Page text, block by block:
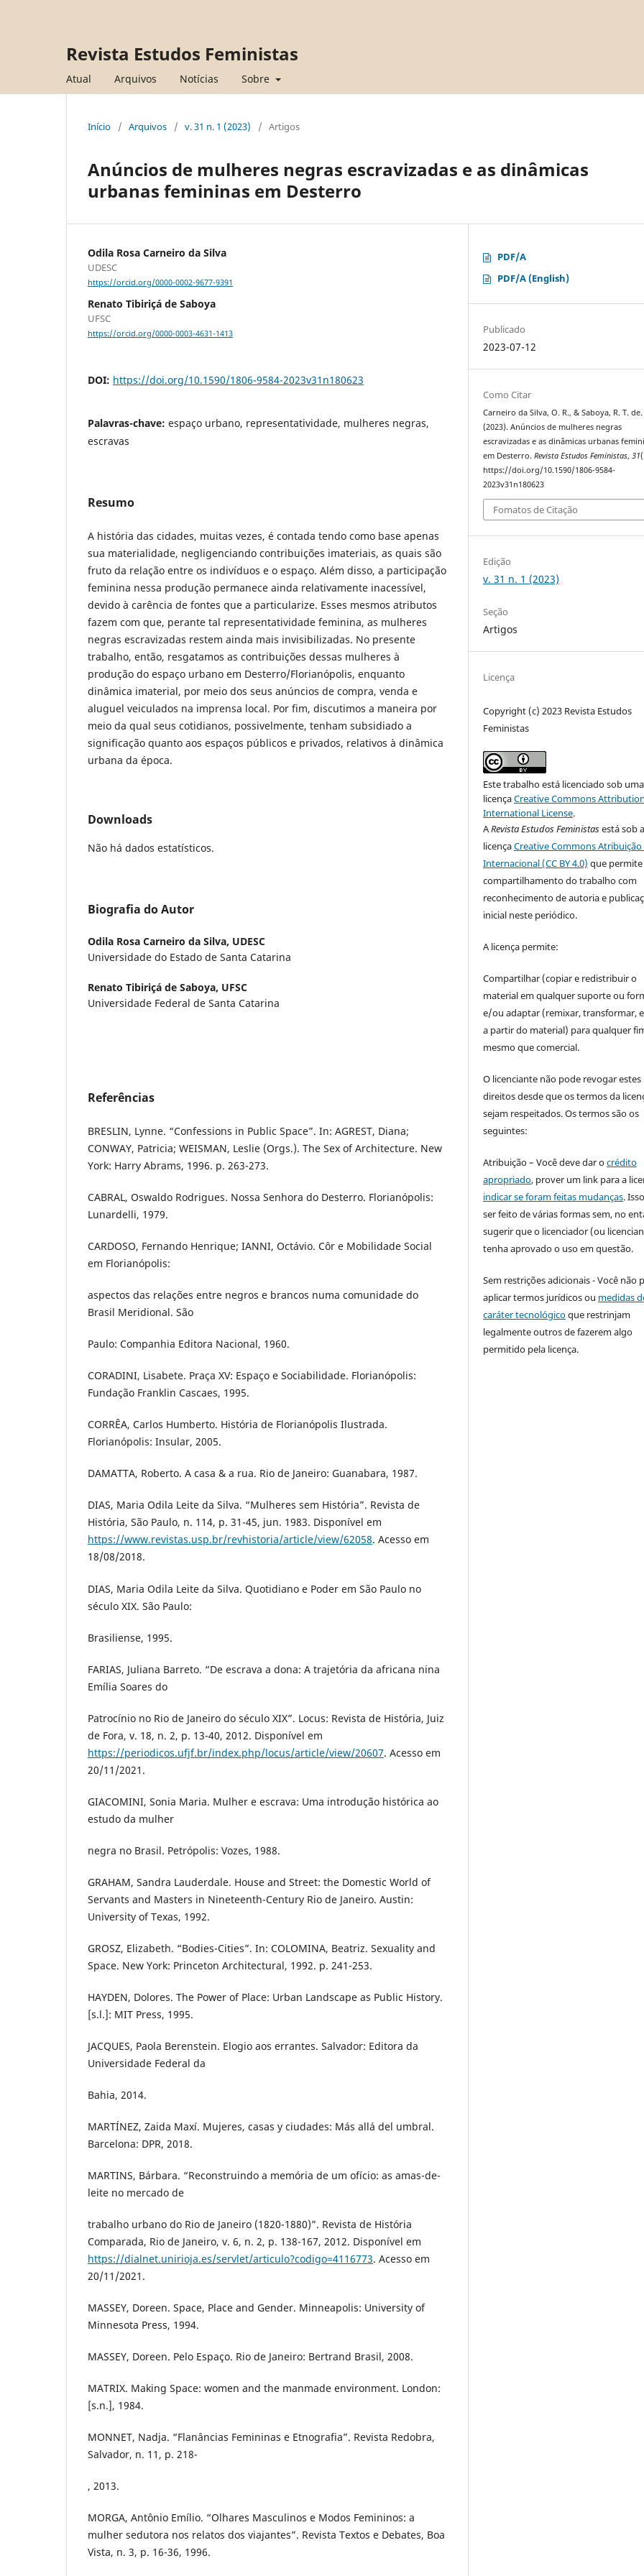
Revista Estudos Feministas
Atual Arquivos Notícias Sobre
Início / Arquivos / v. 31 n. 1 (2023) / Artigos
Anúncios de mulheres negras escravizadas e as dinâmicas
urbanas femininas em Desterro
Odila Rosa Carneiro da Silva
UDESC
https://orcid.org/0000-0002-9677-9391
Renato Tibiriçá de Saboya
UFSC
https://orcid.org/0000-0003-4631-1413
DOI: https://doi.org/10.1590/1806-9584-2023v31n180623
Palavras-chave: espaço urbano, representatividade, mulheres negras,
escravas
Resumo
A história das cidades, muitas vezes, é contada tendo como base apenas
sua materialidade, negligenciando contribuições imateriais, as quais são
fruto da relação entre os indivíduos e o espaço. Além disso, a participação
feminina nessa produção permanece ainda relativamente inacessível,
devido à carência de fontes que a particularize. Esses mesmos atributos
fazem com que, perante tal representatividade feminina, as mulheres
negras escravizadas restem ainda mais invisibilizadas. No presente
trabalho, então, resgatamos as contribuições dessas mulheres à
produção do espaço urbano em Desterro/Florianópolis, enquanto
dinâmica imaterial, por meio dos seus anúncios de compra, venda e
aluguel veiculados na imprensa local. Por fim, discutimos a maneira por
meio da qual seus cotidianos, possivelmente, tenham subsidiado a
significação quanto aos espaços públicos e privados, relativos à dinâmica
urbana da época.
Downloads
Não há dados estatísticos.
Biografia do Autor
Odila Rosa Carneiro da Silva, UDESC
Universidade do Estado de Santa Catarina
Renato Tibiriçá de Saboya, UFSC
Universidade Federal de Santa Catarina
Referências
BRESLIN, Lynne. “Confessions in Public Space”. In: AGREST, Diana;
CONWAY, Patricia; WEISMAN, Leslie (Orgs.). The Sex of Architecture. New
York: Harry Abrams, 1996. p. 263-273.
CABRAL, Oswaldo Rodrigues. Nossa Senhora do Desterro. Florianópolis:
Lunardelli, 1979.
CARDOSO, Fernando Henrique; IANNI, Octávio. Côr e Mobilidade Social
em Florianópolis:
aspectos das relações entre negros e brancos numa comunidade do
Brasil Meridional. São
Paulo: Companhia Editora Nacional, 1960.
CORADINI, Lisabete. Praça XV: Espaço e Sociabilidade. Florianópolis:
Fundação Franklin Cascaes, 1995.
CORRÊA, Carlos Humberto. História de Florianópolis Ilustrada.
Florianópolis: Insular, 2005.
DAMATTA, Roberto. A casa & a rua. Rio de Janeiro: Guanabara, 1987.
DIAS, Maria Odila Leite da Silva. “Mulheres sem História”. Revista de
História, São Paulo, n. 114, p. 31-45, jun. 1983. Disponível em
https://www.revistas.usp.br/revhistoria/article/view/62058. Acesso em
18/08/2018.
DIAS, Maria Odila Leite da Silva. Quotidiano e Poder em São Paulo no
século XIX. São Paulo:
Brasiliense, 1995.
FARIAS, Juliana Barreto. “De escrava a dona: A trajetória da africana nina
Emília Soares do
Patrocínio no Rio de Janeiro do século XIX”. Locus: Revista de História, Juiz
de Fora, v. 18, n. 2, p. 13-40, 2012. Disponível em
https://periodicos.ufjf.br/index.php/locus/article/view/20607. Acesso em
20/11/2021.
GIACOMINI, Sonia Maria. Mulher e escrava: Uma introdução histórica ao
estudo da mulher
negra no Brasil. Petrópolis: Vozes, 1988.
GRAHAM, Sandra Lauderdale. House and Street: the Domestic World of
Servants and Masters in Nineteenth-Century Rio de Janeiro. Austin:
University of Texas, 1992.
GROSZ, Elizabeth. “Bodies-Cities”. In: COLOMINA, Beatriz. Sexuality and
Space. New York: Princeton Architectural, 1992. p. 241-253.
HAYDEN, Dolores. The Power of Place: Urban Landscape as Public History.
[s.l.]: MIT Press, 1995.
JACQUES, Paola Berenstein. Elogio aos errantes. Salvador: Editora da
Universidade Federal da
Bahia, 2014.
MARTÍNEZ, Zaida Maxí. Mujeres, casas y ciudades: Más allá del umbral.
Barcelona: DPR, 2018.
MARTINS, Bárbara. “Reconstruindo a memória de um ofício: as amas-de-
leite no mercado de
trabalho urbano do Rio de Janeiro (1820-1880)”. Revista de História
Comparada, Rio de Janeiro, v. 6, n. 2, p. 138-167, 2012. Disponível em
https://dialnet.unirioja.es/servlet/articulo?codigo=4116773. Acesso em
20/11/2021.
MASSEY, Doreen. Space, Place and Gender. Minneapolis: University of
Minnesota Press, 1994.
MASSEY, Doreen. Pelo Espaço. Rio de Janeiro: Bertrand Brasil, 2008.
MATRIX. Making Space: women and the manmade environment. London:
[s.n.], 1984.
MONNET, Nadja. “Flanâncias Femininas e Etnografia”. Revista Redobra,
Salvador, n. 11, p. 218-
, 2013.
MORGA, Antônio Emílio. “Olhares Masculinos e Modos Femininos: a
mulher sedutora nos relatos dos viajantes”. Revista Textos e Debates, Boa
Vista, n. 3, p. 16-36, 1996.
PDF/A
PDF/A (English)
Publicado
2023-07-12
Como Citar
Carneiro da Silva, O. R., & Saboya, R. T. de.
(2023). Anúncios de mulheres negras
escravizadas e as dinâmicas urbanas
em Desterro.Revista Estudos Feministas,31
https://doi.org/10.1590/1806-9584-
2023v31n180623
Fomatos de Citação
Edição
v. 31 n. 1 (2023)
Seção
Artigos
Licença
Copyright (c) 2023 Revista Estudos
Feministas
Este trabalho está licenciado sob uma
licençaCreative Commons
International License.
ARevista Estudos Feministasestá sob
licençaCreative Commons Atribuição
Internacional (CC BY 4.0) que
compartilhamento do trabalho com
reconhecimento de autoria e
inicial neste periódico.
A licença permite:
Compartilhar (copiar e redistribuir o
material em qualquer suporte ou
e/ou adaptar (remixar, transformar,
a partir do material) para qualquer
mesmo que comercial.
O licenciante não pode revogar estes
direitos desde que os termos da
sejam respeitados. Os termos são os
seguintes:
Atribuição – Você deve dar ocrédito
apropriado, prover um link para a
indicar se foram feitas mudanças.
ser feito de várias formas sem, no
sugerir que o licenciador (ou
tenha aprovado o uso em questão.
Sem restrições adicionais - Você não
aplicar termos jurídicos ou medidas
caráter tecnológicoque restrinjam
legalmente outros de fazerem algo
permitido pela licença.